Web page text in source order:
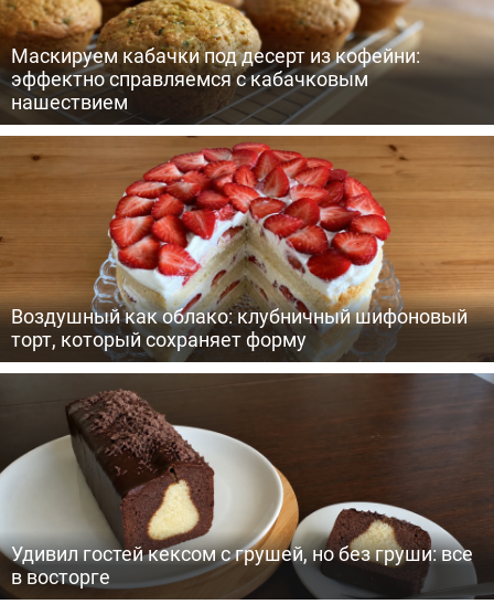
Маскируем кабачки под десерт из кофейни:
эффектно справляемся с кабачковым
нашествием
Воздушный как облако: клубничный шифоновый
торт, который сохраняет форму
Удивил гостей кексом с грушей, но без груши: все
в восторге